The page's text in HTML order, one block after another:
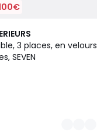
3 places, en velours
SEVEN